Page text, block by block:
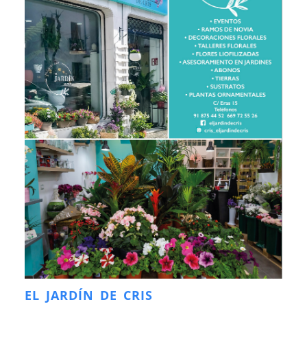
EL JARDÍN DE CRIS